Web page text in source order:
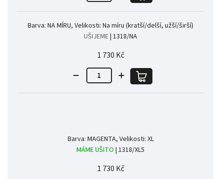
Barva: NA MÍRU, Velikosti: Na míru (kratší/delší, užší/širší)
UŠIJEME| 1318/NA
1 730 Kč
Barva: MAGENTA, Velikosti: XL
MÁME UŠITO | 1318/XL5
1 730 Kč